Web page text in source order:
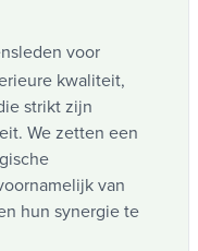
voor
kwaliteit,
strikt zijn
We zetten een
van
hun synergie te